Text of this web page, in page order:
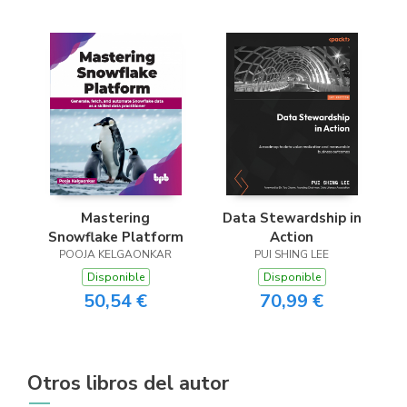
Mastering
Snowflake Platform
POOJA KELGAONKAR
Disponible
50,54 €
Data Stewardship in
Action
PUI SHING LEE
Disponible
70,99 €
Otros libros del autor